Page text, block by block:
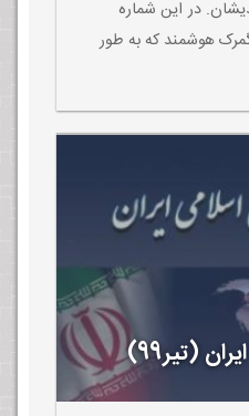
در این شماره
هوشمند که به طور
کامل خواهد شد، سبب
در کشور میشود.
(تیر99)